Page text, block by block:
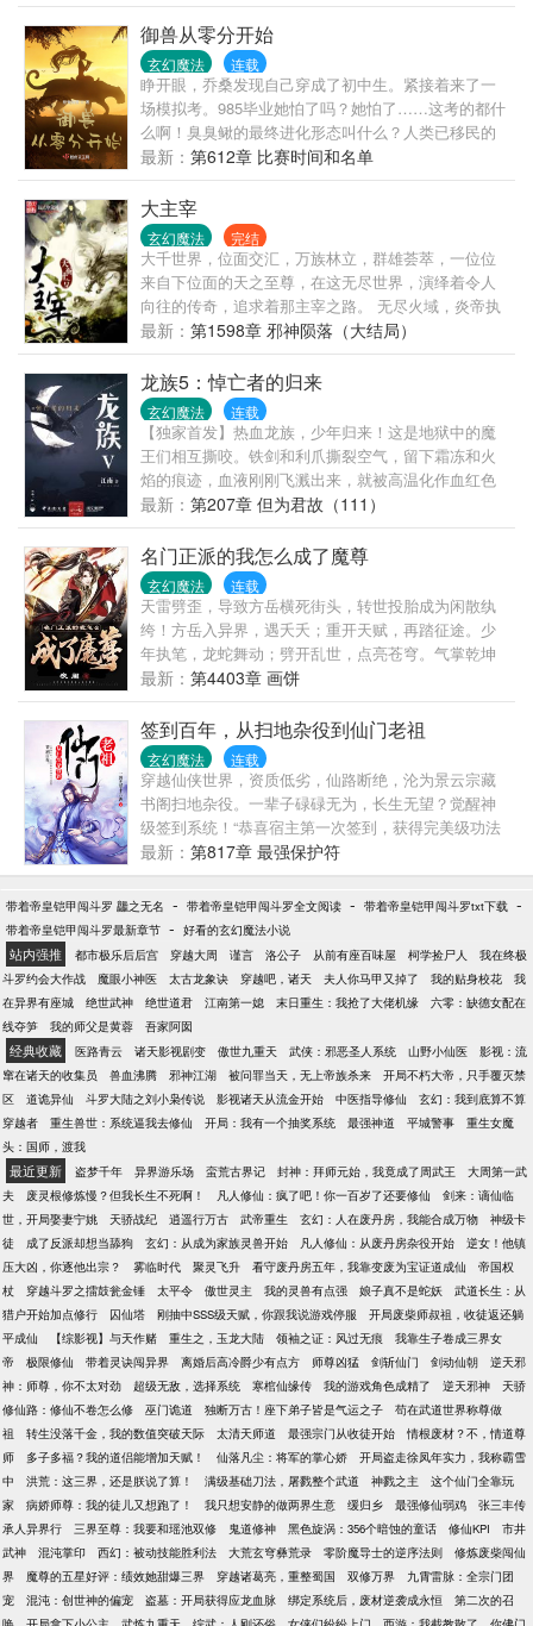
了。”叶不群：“这个问题真伤脑筋
啊。
已有超过百万字老书《海贼之神级火影系统》、《海
贼之死神副船长》，大佬们可以去看看。企鹅群：
49879
练功房，成了苏秋练最后的依靠。者已经回归，全职
写书，每日稳定更新，放心收藏。
御兽从零分开始
玄幻魔法 连载
睁开眼，乔桑发现自己穿成了初中生。紧接着来了一
场模拟考。985毕业她怕了吗？她怕了……这考的都什
么啊！臭臭鳅的最终进化形态叫什么？人类已移民的
星球都有哪些？…………欢迎来到御兽世界。
最新： 第612章 比赛时间和名单
大主宰
玄幻魔法 完结
大千世界，位面交汇，万族林立，群雄荟萃，一位位
来自下位面的天之至尊，在这无尽世界，演绎着令人
向往的传奇，追求着那主宰之路。 无尽火域，炎帝执
掌，万火焚苍穹。 武境之内，武祖之威，震慑乾坤。
西天之殿，百战之皇，战威无可敌。 北荒之丘，万墓
之地，不死之主镇天地。 ...... 少年自北灵境而出，骑
九幽冥雀，闯向了那精彩绝伦的纷纭世界，主宰之
路，谁主沉浮？ 大千世界，万道争锋，吾为大主宰。
最新： 第1598章 邪神陨落（大结局）
龙族5：悼亡者的归来
玄幻魔法 连载
【独家首发】热血龙族，少年归来！这是地狱中的魔
王们相互撕咬。铁剑和利爪撕裂空气，留下霜冻和火
焰的痕迹，血液刚刚飞溅出来，就被高温化作血红色
的蒸汽，冲击波在长长的走廊上来来去去，早已没有
任何完整的玻璃，连这座建筑物都摇摇欲坠。
最新： 第207章 但为君故（111）
名门正派的我怎么成了魔尊
玄幻魔法 连载
天雷劈歪，导致方岳横死街头，转世投胎成为闲散纨
绔！方岳入异界，遇夭夭；重开天赋，再踏征途。少
年执笔，龙蛇舞动；劈开乱世，点亮苍穹。气掌乾坤
的世界里，究竟是蟒雀吞龙，还是魔龙崛起？！
最新： 第4403章 画饼
签到百年，从扫地杂役到仙门老祖
玄幻魔法 连载
穿越仙侠世界，资质低劣，仙路断绝，沦为景云宗藏
书阁扫地杂役。一辈子碌碌无为，长生无望？觉醒神
级签到系统！“恭喜宿主第一次签到，获得完美级功法
《真灵九变》”！.....扫地签签到，日子过得美滋滋。直
到这一日，修仙界剧变。邪魔大举入侵，杀上景云
宗，遇到了正在扫地的林成，“让一让，你们打扰到我
扫地了！”
最新： 第817章 最强保护符
带着帝皇铠甲闯斗罗 龘之无名 - 带着帝皇铠甲闯斗罗全文阅读 - 带着帝皇铠甲闯斗罗txt下载 -
带着帝皇铠甲闯斗罗最新章节 - 好看的玄幻魔法小说
站内强推 都市极乐后后宫 穿越大周 谨言 洛公子 从前有座百味屋 柯学捡尸人
我在终极
斗罗约会大作战
魔眼小神医 太古龙象诀 穿越吧，诸天 夫人你马甲又掉了 我的贴身校花
我
在异界有座城
绝世武神 绝世道君 江南第一媳 末日重生：我抢了大佬机缘
六零：缺德女配在
线夺笋
我的师父是黄蓉 吾家阿囡
经典收藏 医路青云 诸天影视剧变 傲世九重天 武侠：邪恶圣人系统 山野小仙医
影视：流
窜在诸天的收集员
兽血沸腾 邪神江湖 被问罪当天，无上帝族杀来
开局不朽大帝，只手覆灭禁
区
道诡异仙 斗罗大陆之刘小枭传说 影视诸天从流金开始 中医指导修仙
玄幻：我到底算不算
穿越者
重生兽世：系统逼我去修仙 开局：我有一个抽奖系统 最强神道 平城警事
重生女魔
头：国师，渡我
最近更新 盗梦千年 异界游乐场 蛮荒古界记 封神：拜师元始，我竟成了周武王
大周第一武
夫
废灵根修炼慢？但我长生不死啊！ 凡人修仙：疯了吧！你一百岁了还要修仙
剑来：谪仙临
世，开局娶妻宁姚
天骄战纪 逍遥行万古 武帝重生 玄幻：人在废丹房，我能合成万物
神级卡
徒
成了反派却想当舔狗 玄幻：从成为家族灵兽开始 凡人修仙：从废丹房杂役开始
逆女！他镇
压大凶，你逐他出宗？
雾临时代 聚灵飞升 看守废丹房五年，我靠变废为宝证道成仙
帝国权
杖
穿越斗罗之擂鼓瓮金锤 太平令 傲世灵主 我的灵兽有点强 娘子真不是蛇妖
武道长生：从
猎户开始加点修行
囚仙塔 刚抽中SSS级天赋，你跟我说游戏停服
开局废柴师叔祖，收徒返还躺
平成仙
【综影视】与天作赌 重生之，玉龙大陆 领袖之证：风过无痕
我靠生子卷成三界女
帝
极限修仙 带着灵诀闯异界 离婚后高冷爵少有点方 师尊凶猛 剑斩仙门 剑动仙朝
逆天邪
神：师尊，你不太对劲
超级无敌，选择系统 寒棺仙缘传 我的游戏角色成精了 逆天邪神
天骄
修仙路：修仙不卷怎么修
巫门诡道 独断万古！座下弟子皆是气运之子
苟在武道世界称尊做
祖
转生没落千金，我的数值突破天际 太清天师道 最强宗门从收徒开始
情根废材？不，情道尊
师
多子多福？我的道侣能增加天赋！ 仙落凡尘：将军的掌心娇
开局盗走徐凤年实力，我称霸雪
中
洪荒：这三界，还是朕说了算！ 满级基础刀法，屠戮整个武道 神戮之主
这个仙门全靠玩
家
病娇师尊：我的徒儿又想跑了！ 我只想安静的做两界生意 缓归乡 最强修仙弱鸡
张三丰传
承人异界行
三界至尊：我要和瑶池双修 鬼道修神 黑色旋涡：356个暗蚀的童话 修仙KPI
市井
武神
混沌掌印 西幻：被动技能胜利法 大荒玄穹彝荒录 零阶魔导士的逆序法则
修炼废柴闯仙
界
魔尊的五星好评：绩效她甜爆三界 穿越诸葛亮，重整蜀国 双修万界
九霄雷脉：全宗门团
宠
混沌：创世神的偏宠 盗墓：开局获得应龙血脉 绑定系统后，废材逆袭成永恒
第二次的召